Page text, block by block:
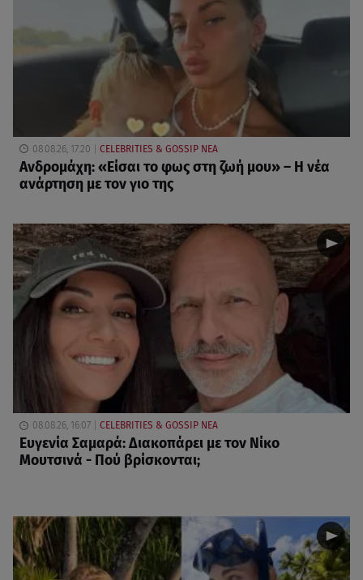
08.08.26, 17:20 CELEBRITIES & GOSSIP ΝΕΑ
Ανδρομάχη: «Είσαι το φως στη ζωή μου» – Η νέα
ανάρτηση με τον γιο της
08.08.26, 16:07 CELEBRITIES & GOSSIP ΝΕΑ
Ευγενία Σαμαρά: Διακοπάρει με τον Νίκο
Μουτσινά - Πού βρίσκονται;